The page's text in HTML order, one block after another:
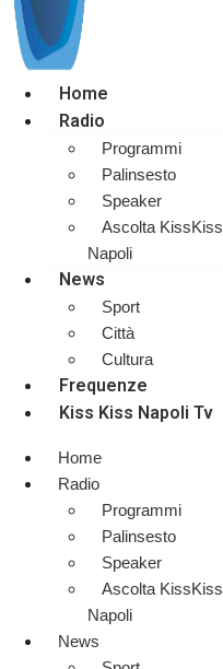
Home
Radio
Programmi
Palinsesto
Speaker
Ascolta KissKiss
Napoli
News
Sport
Città
Cultura
Frequenze
Kiss Kiss Napoli Tv
Home
Radio
Programmi
Palinsesto
Speaker
Ascolta KissKiss
Napoli
News